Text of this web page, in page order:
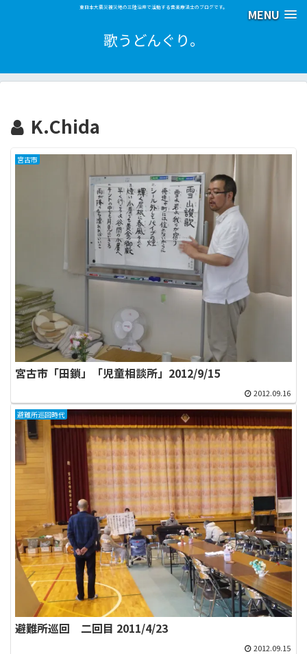
MENU
東日本大震災被災地の三陸沿岸で活動する音楽療法士のブログです。
歌うどんぐり。
K.Chida
宮古市
宮古市「田鎖」「児童相談所」2012/9/15
2012.09.16
避難所巡回時代
避難所巡回 二回目 2011/4/23
2012.09.15